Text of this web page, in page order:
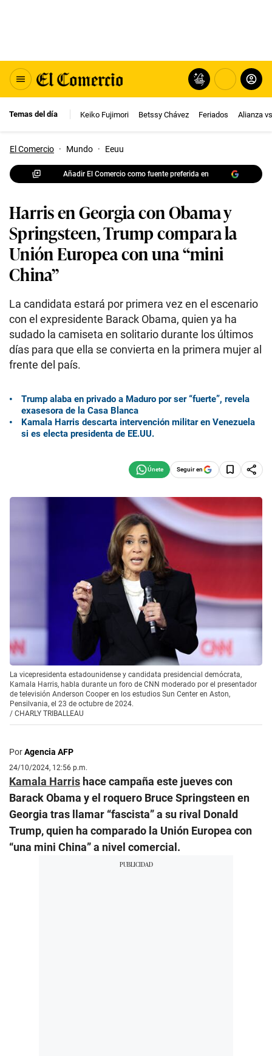
Temas del día Keiko Fujimori Betssy Chávez Feriados Alianza
El Comercio · Mundo · Eeuu
Añadir El Comercio como fuente preferida en
Harris en Georgia con Obama y
Springsteen, Trump compara la
Unión Europea con una “mini
China”
La candidata estará por primera vez en el escenario
con el expresidente Barack Obama, quien ya ha
sudado la camiseta en solitario durante los últimos
días para que ella se convierta en la primera mujer al
frente del país.
Trump alaba en privado a Maduro por ser “fuerte”, revela
exasesora de la Casa Blanca
Kamala Harris descarta intervención militar en Venezuela
si es electa presidenta de EE.UU.
Seguir en
La vicepresidenta estadounidense y candidata presidencial demócrata,
Kamala Harris, habla durante un foro de CNN moderado por el presentador
de televisión Anderson Cooper en los estudios Sun Center en Aston,
Pensilvania, el 23 de octubre de 2024.
/ CHARLY TRIBALLEAU
PorAgencia AFP
24/10/2024, 12:56 p.m.
Kamala Harris hace campaña este jueves con
Barack Obama y el roquero Bruce Springsteen en
Georgia tras llamar “fascista” a su rival Donald
Trump, quien ha comparado la Unión Europea con
“una mini China” a nivel comercial.